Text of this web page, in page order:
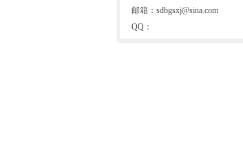
邮箱：sdbgsxj@sina.com
QQ：